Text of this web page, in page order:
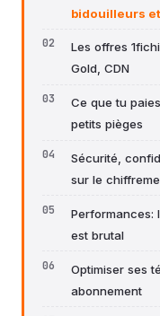
bidouilleurs
Les offres
Gold, CDN
Ce que tu
petits pièges
Sécurité,
sur le
Performances:
est brutal
Optimiser ses
abonnement